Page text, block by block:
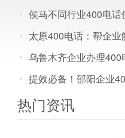
热门资讯